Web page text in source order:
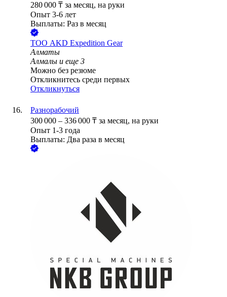
280 000 ₸ за месяц, на руки
Опыт 3-6 лет
Выплаты: Раз в месяц
ТОО AKD Expedition Gear
Алматы
Алмалы и еще 3
Можно без резюме
Откликнитесь среди первых
Откликнуться
Разнорабочий
300 000 – 336 000 ₸ за месяц, на руки
Опыт 1-3 года
Выплаты: Два раза в месяц